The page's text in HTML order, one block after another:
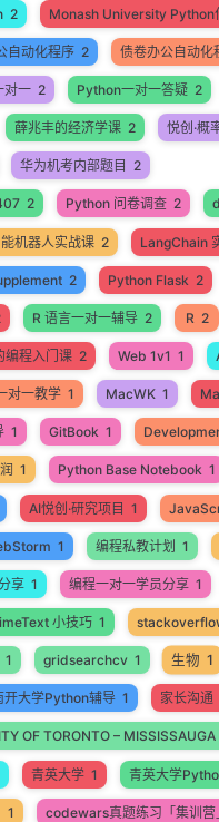
2 Monash University Python
自动化程序 2 债卷办公自动化
对一 2 Python一对一答疑 2
薛兆丰的经济学课 2 悦创·概
华为机考内部题目 2
2 Python 问卷调查 2
机器人实战课 2 LangChain
2 Python Flask 2
R 语言一对一辅导 2 R 2
编程入门课 2 Web 1v1 1
对一教学 1 MacWK 1
1 GitBook 1
1 Python Base Notebook 1
AI悦创·研究项目 1
1 编程私教计划 1
享 1 编程一对一学员分享 1
小技巧 1
1 gridsearchcv 1 生物 1
开大学Python辅导 1 家长沟通
OF TORONTO – MISSISSAUGA
青英大学 1 青英大学
1 codewars真题练习「集训营